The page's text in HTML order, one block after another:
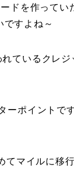
ドを作ってい
ですよね～
ているクレ
ーポイントで
てマイルに移